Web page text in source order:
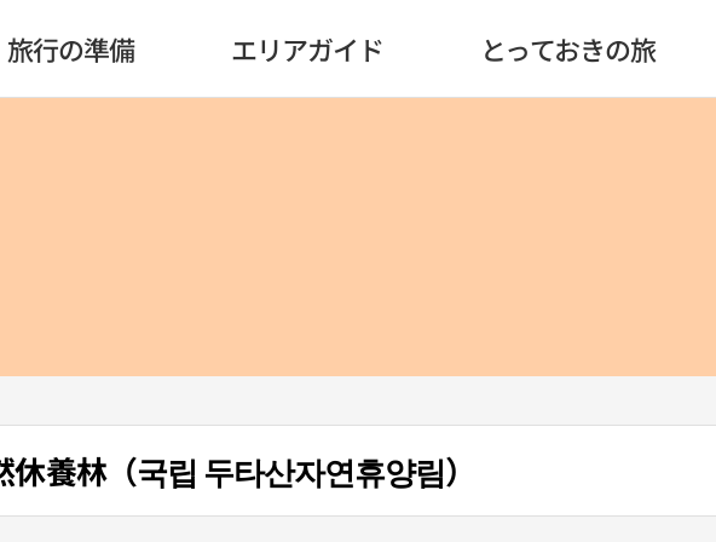
旅行の準備 エリアガイド とっておきの旅
養林（국립 두타산자연휴양림）